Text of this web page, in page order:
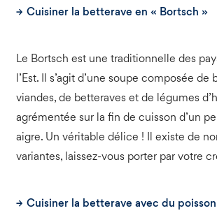
Cuisiner la betterave en « Bortsch »
Le Bortsch est une traditionnelle des
l’Est. Il s’agit d’une soupe composée de
viandes, de betteraves et de légumes
agrémentée sur la fin de cuisson d’un
aigre. Un véritable délice ! Il existe de
variantes, laissez-vous porter par votre
Cuisiner la betterave avec du poisson